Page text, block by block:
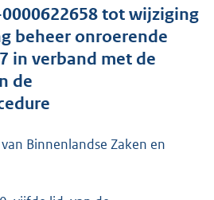
r
o
o
t
6
tot wijziging
beheer onroerende
in verband met de
de
Binnenlandse Zaken en